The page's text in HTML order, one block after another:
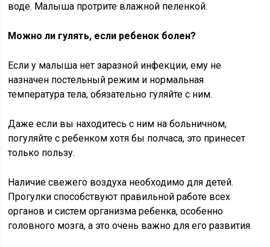
воде. Малыша протрите влажной пеленкой.
Можно ли гулять, если ребенок болен?
Если у малыша нет заразной инфекции, ему не
назначен постельный режим и нормальная
температура тела, обязательно гуляйте с ним.
Даже если вы находитесь с ним на больничном,
погуляйте с ребенком хотя бы полчаса, это принесет
только пользу.
Наличие свежего воздуха необходимо для детей.
Прогулки способствуют правильной работе всех
органов и систем организма ребенка, особенно
головного мозга, а это очень важно для его развития.